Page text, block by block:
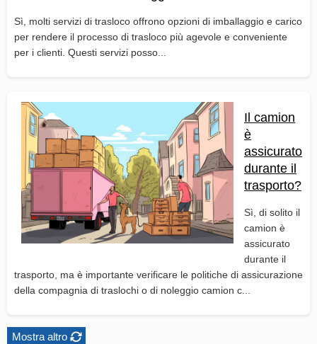
Sì, molti servizi di trasloco offrono opzioni di imballaggio e carico
per rendere il processo di trasloco più agevole e conveniente
per i clienti. Questi servizi posso...
Il camion
è
assicurato
durante il
trasporto?
Sì, di solito il
camion è
assicurato
durante il
trasporto, ma è importante verificare le politiche di assicurazione
della compagnia di traslochi o di noleggio camion c...
Mostra altro